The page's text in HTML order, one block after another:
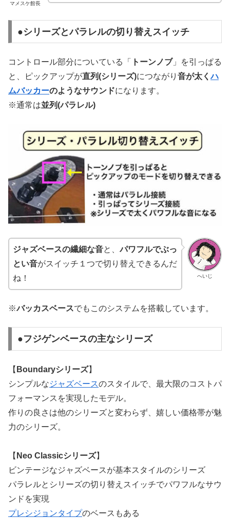
マメスケ館長
●シリーズとパラレルの切り替えスイッチ
コントロール部分についている「 トーンノブ」を引っぱる
と、ピックアップが直列(シリーズ)につながり 音が太くハ
ムバッカーのようなサウンドになります。
※通常は並列(パラレル)
へいじ
ジャズベースの繊細な音と、パワフルでぶっ
とい音がスイッチ１つで切り替えできるんだ
ね！
※バッカスベースでもこのシステムを搭載しています。
●フジゲンベースの主なシリーズ
【 Boundaryシリーズ】
シンプルなジャズベースのスタイルで、最大限のコストパ
フォーマンスを実現したモデル。
作りの良さは他のシリーズと変わらず、嬉しい価格帯が魅
力のシリーズ。
【 Neo Classicシリーズ】
ビンテージなジャズベースが基本スタイルのシリーズ
パラレルとシリーズの切り替えスイッチでパワフルなサウ
ンドを実現
プレシジョンタイプのベースもある